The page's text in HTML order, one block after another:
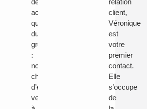
activités
quotidiennes
du
groupe
:
notre
chef
d’équipe
veille
client,
Véronique
est
votre
premier
contact.
Elle
s’occupe
de